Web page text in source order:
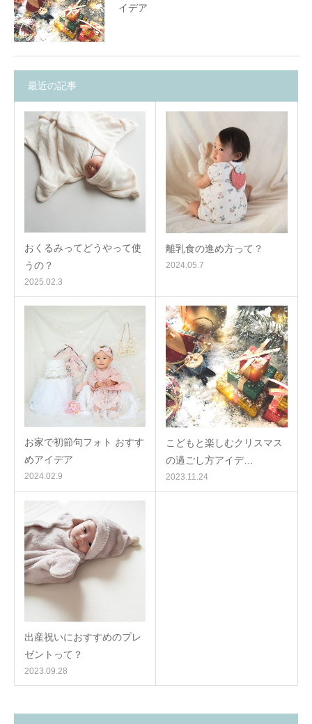
イデア
最近の記事
おくるみってどうやって使
うの？
2025.02.3
離乳食の進め方って？
2024.05.7
お家で初節句フォト おすす
めアイデア
2024.02.9
こどもと楽しむクリスマス
の過ごし方アイデ…
2023.11.24
出産祝いにおすすめのプレ
ゼントって？
2023.09.28